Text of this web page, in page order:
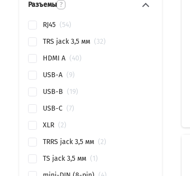
Разъемы ?
RJ45
54
TRS jack 3,5 мм
32
HDMI A
40
USB-A
9
USB-B
19
USB-C
7
XLR
2
TRRS jack 3,5 мм
2
TS jack 3,5 мм
1